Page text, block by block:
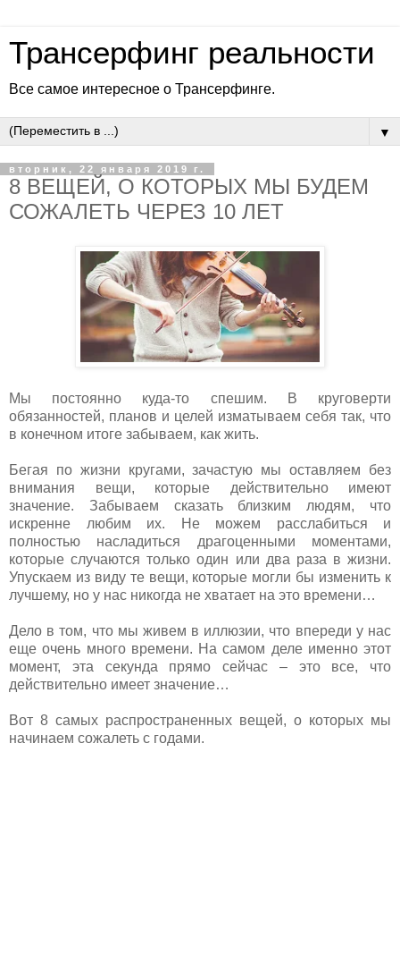
Трансерфинг реальности
Все самое интересное о Трансерфинге.
▼
вторник, 22 января 2019 г.
8 ВЕЩЕЙ, О КОТОРЫХ МЫ БУДЕМ
СОЖАЛЕТЬ ЧЕРЕЗ 10 ЛЕТ
Мы постоянно куда-то спешим. В круговерти
обязанностей, планов и целей изматываем себя так, что
в конечном итоге забываем, как жить.
Бегая по жизни кругами, зачастую мы оставляем без
внимания вещи, которые действительно имеют
значение. Забываем сказать близким людям, что
искренне любим их. Не можем расслабиться и
полностью насладиться драгоценными моментами,
которые случаются только один или два раза в жизни.
Упускаем из виду те вещи, которые могли бы изменить к
лучшему, но у нас никогда не хватает на это времени…
Дело в том, что мы живем в иллюзии, что впереди у нас
еще очень много времени. На самом деле именно этот
момент, эта секунда прямо сейчас – это все, что
действительно имеет значение…
Вот 8 самых распространенных вещей, о которых мы
начинаем сожалеть с годами.